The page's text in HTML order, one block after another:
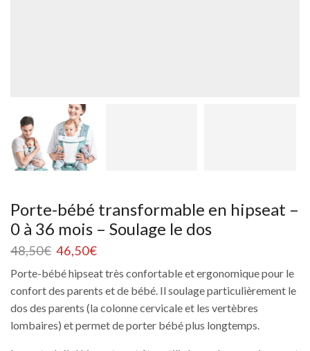
Porte-bébé transformable en hipseat –
0 à 36 mois – Soulage le dos
48,50€ 46,50€
Porte-bébé hipseat très confortable et ergonomique pour le
confort des parents et de bébé. Il soulage particulièrement le
dos des parents (la colonne cervicale et les vertèbres
lombaires) et permet de porter bébé plus longtemps.